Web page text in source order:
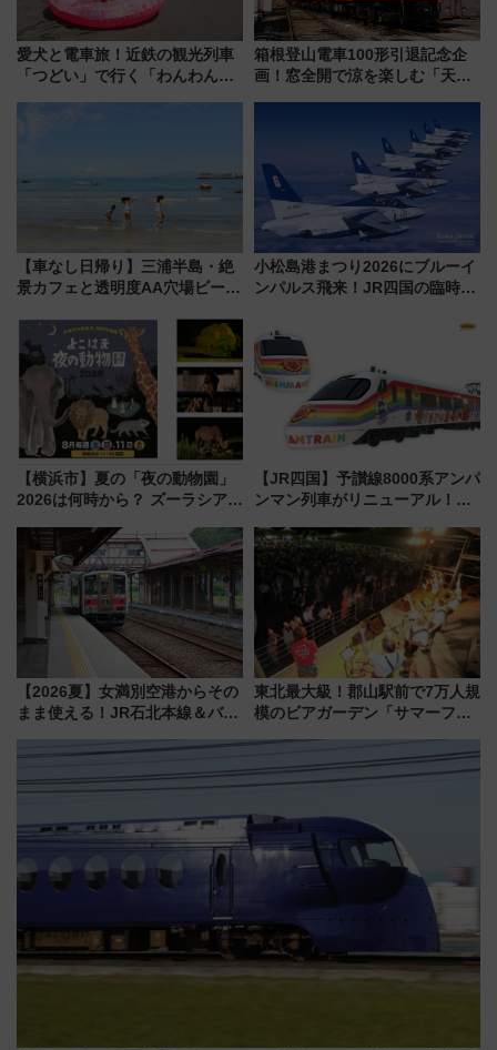
愛犬と電車旅！近鉄の観光列車
「つどい」で行く「わんわん列
める日帰りツアー
箱根登山電車100形引退記念企
画！窓全開で涼を楽しむ「天然
【車なし日帰り】三浦半島・絶
景カフェと透明度AA穴場ビーチ
用してストレスフリー旅へ行こ
う！
小松島港まつり2026にブルーイ
ンパルス飛来！JR四国の臨時ダ
【横浜市】夏の「夜の動物園」
2026は何時から？ ズーラシア・
見どころ、限定イベントを徹底
解説！
【JR四国】予讃線8000系アンパ
ンマン列車がリニューアル！内
今年12月
【2026夏】女満別空港からその
まま使える！JR石北本線＆バス
ーパス」でおトクに道東観光
（8/3発売）
東北最大級！郡山駅前で7万人規
模のビアガーデン「サマーフェ
7/24-26開催！ 有料席はJRE
MALLで予約可能